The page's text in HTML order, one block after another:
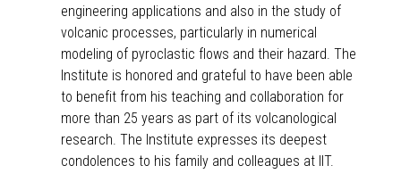
engineering applications and also in the study of
volcanic processes, particularly in numerical
modeling of pyroclastic flows and their hazard. The
Institute is honored and grateful to have been able
to benefit from his teaching and collaboration for
more than 25 years as part of its volcanological
research. The Institute expresses its deepest
condolences to his family and colleagues at IIT.